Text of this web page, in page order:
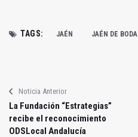
TAGS: JAÉN JAÉN DE BODA
Noticia Anterior
La Fundación “Estrategias”
recibe el reconocimiento
ODSLocal Andalucía